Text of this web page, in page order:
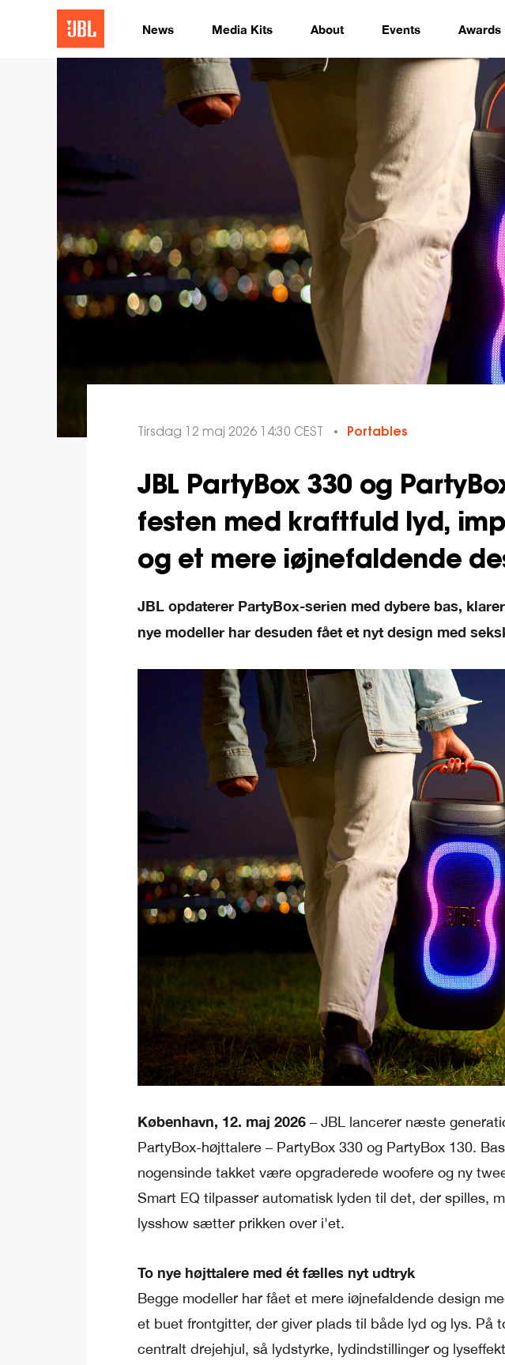
News Media Kits About Events Awards
Tirsdag 12 maj 2026 14:30 CEST Portables
JBL PartyBox 330 og
festen med kraftfuld lyd,
og et mere iøjnefaldende
JBL opdaterer PartyBox-serien med dybere bas,
nye modeller har desuden fået et nyt design med
København, 12. maj 2026 – JBL lancerer næste
PartyBox-højttalere – PartyBox 330 og PartyBox 130.
nogensinde takket være opgraderede woofere og ny
Smart EQ tilpasser automatisk lyden til det, der spilles,
lysshow sætter prikken over i'et.
To nye højttalere med ét fælles nyt udtryk
Begge modeller har fået et mere iøjnefaldende design
et buet frontgitter, der giver plads til både lyd og lys. På
centralt drejehjul, så lydstyrke, lydindstillinger og